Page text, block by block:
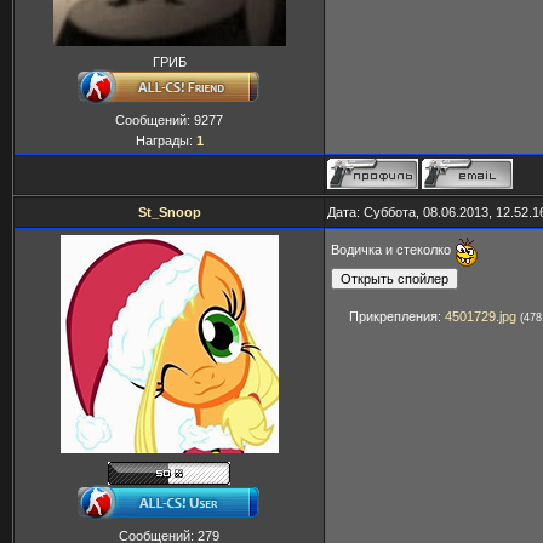
ГРИБ
Сообщений: 9277
Награды: 1
St_Snoop Дата: Суббота, 08.06.2013,
Сообщений: 279
Водичка и стеколко
Прикрепления: 4501729.jpg